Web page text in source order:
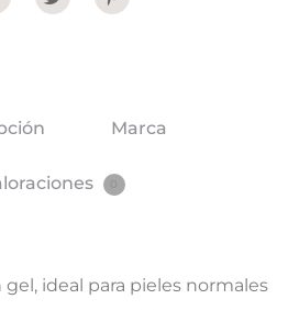
Marca
ideal para pieles normales